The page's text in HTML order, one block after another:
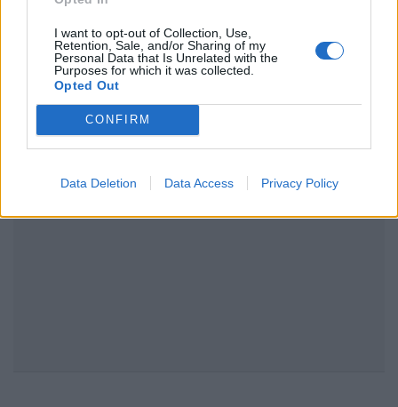
I want to opt-out of Collection, Use,
Retention, Sale, and/or Sharing of my
Personal Data that Is Unrelated with the
Purposes for which it was collected.
Opted Out
CONFIRM
Data Deletion Data Access Privacy Policy